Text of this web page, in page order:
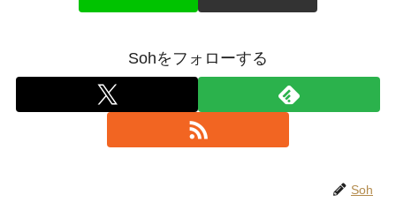
Sohをフォローする
Soh